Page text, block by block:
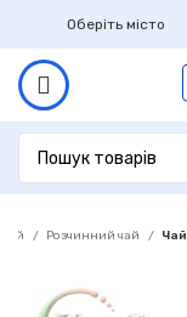
Оберіть місто
Чай Розчинний чай